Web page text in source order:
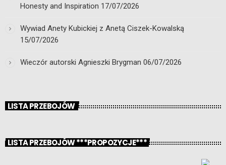
Honesty and Inspiration 17/07/2026
Wywiad Anety Kubickiej z Anetą Ciszek-Kowalską
15/07/2026
Wieczór autorski Agnieszki Brygman 06/07/2026
LISTA PRZEBOJÓW
LISTA PRZEBOJÓW ***PROPOZYCJE***